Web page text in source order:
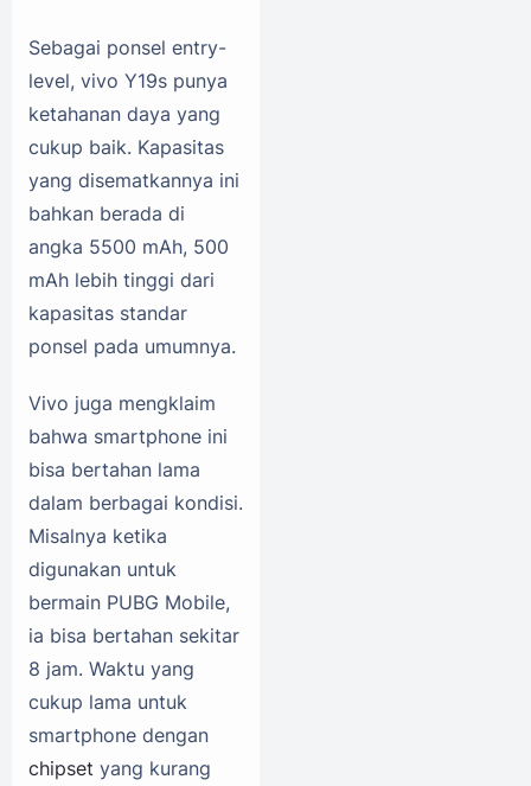
Sebagai ponsel entry-
level, vivo Y19s punya
ketahanan daya yang
cukup baik. Kapasitas
yang disematkannya ini
bahkan berada di
angka 5500 mAh, 500
mAh lebih tinggi dari
kapasitas standar
ponsel pada umumnya.
Vivo juga mengklaim
bahwa smartphone ini
bisa bertahan lama
dalam berbagai kondisi.
Misalnya ketika
digunakan untuk
bermain PUBG Mobile,
ia bisa bertahan sekitar
8 jam. Waktu yang
cukup lama untuk
smartphone dengan
chipset yang kurang